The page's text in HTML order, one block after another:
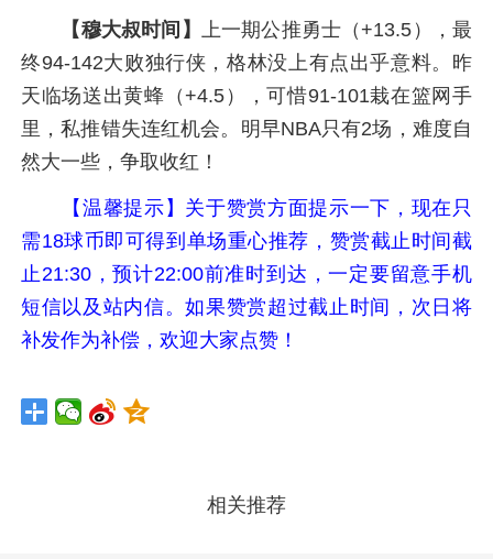
【穆大叔时间】 上一期公推勇士（+13.5），最
终94-142大败独行侠，格林没上有点出乎意料。昨
天临场送出黄蜂（+4.5），可惜91-101栽在篮网手
里，私推错失连红机会。明早NBA只有2场，难度自
然大一些，争取收红！
【温馨提示】关于赞赏方面提示一下，现在只
需18球币即可得到单场重心推荐，赞赏截止时间截
止21:30，预计22:00前准时到达，一定要留意手机
短信以及站内信。如果赞赏超过截止时间，次日将
补发作为补偿，欢迎大家点赞！
相关推荐